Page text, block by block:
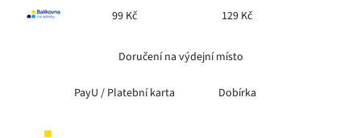
99 Kč 129 Kč
Doručení na výdejní místo
PayU / Platební karta Dobírka